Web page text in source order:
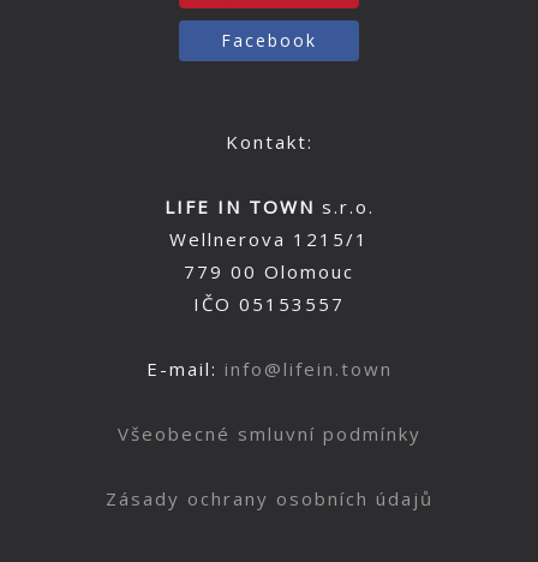
Facebook
Kontakt:
LIFE IN TOWN s.r.o.
Wellnerova 1215/1
779 00 Olomouc
IČO 05153557
E-mail: info@lifein.town
Všeobecné smluvní podmínky
Zásady ochrany osobních údajů